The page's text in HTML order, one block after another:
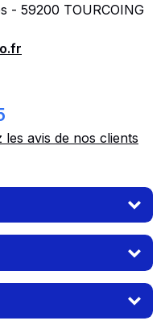
- 59200 TOURCOING
les avis de nos clients